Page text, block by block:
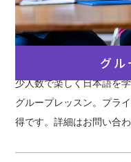
グル
少人数で楽しく日本語を
グループレッスン。プラ
得です。詳細はお問い合